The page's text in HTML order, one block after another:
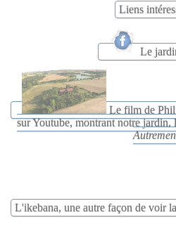
Liens
Le
Le film de
sur Youtube, montrant notre
L'ikebana, une autre façon de voir